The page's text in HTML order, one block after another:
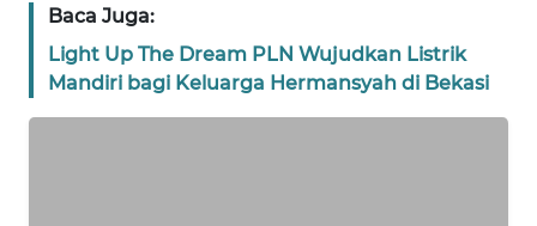
Baca Juga:
Light Up The Dream PLN Wujudkan Listrik
Mandiri bagi Keluarga Hermansyah di Bekasi
SUMUT
WN
JAKARTA